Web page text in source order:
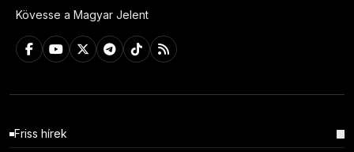
Kövesse a Magyar Jelent
Friss hírek